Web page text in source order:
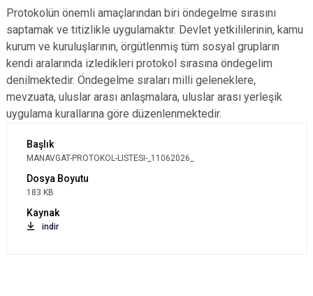
Protokolün önemli amaçlarından biri öndegelme sırasını
saptamak ve titizlikle uygulamaktır. Devlet yetkililerinin, kamu
kurum ve kuruluşlarının, örgütlenmiş tüm sosyal grupların
kendi aralarında izledikleri protokol sırasına öndegelim
denilmektedir. Öndegelme sıraları milli geleneklere,
mevzuata, uluslar arası anlaşmalara, uluslar arası yerleşik
uygulama kurallarına göre düzenlenmektedir.
MANAVGAT-PROTOKOL-LISTESI-_11062026_
183 KB
indir